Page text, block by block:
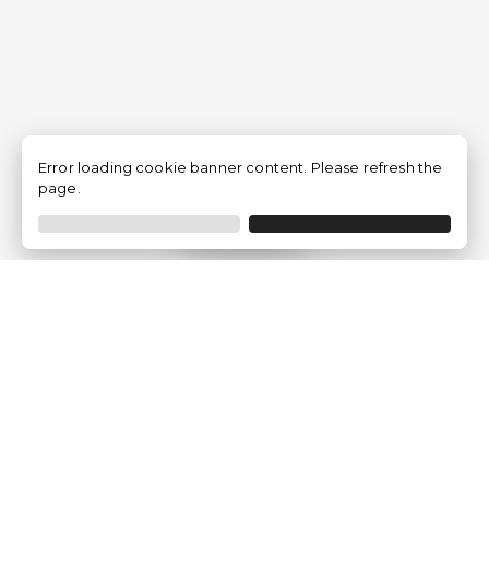
Filtrer
Error loading cookie banner content. Please refresh the
page.